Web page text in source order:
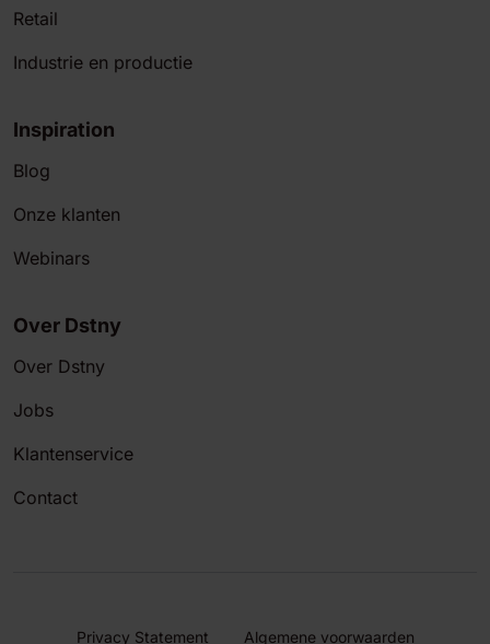
Retail
Industrie en productie
Inspiration
Blog
Onze klanten
Webinars
Over Dstny
Over Dstny
Jobs
Klantenservice
Contact
Privacy Statement Algemene voorwaarden